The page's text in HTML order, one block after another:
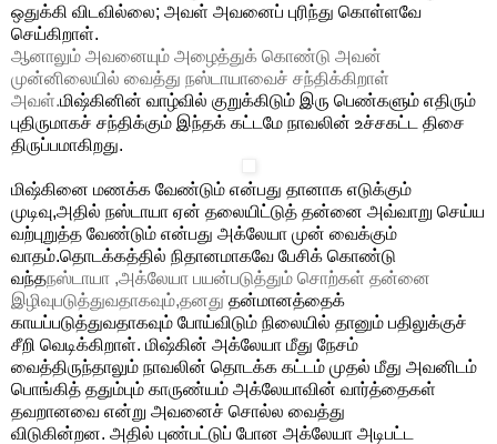
ஒதுக்கி விடவில்லை; அவள் அவனைப் புரிந்து கொள்ளவே
செய்கிறாள்.
ஆனாலும் அவனையும் அழைத்துக் கொண்டு அவன்
முன்னிலையில் வைத்து நஸ்டாயாவைச் சந்திக்கிறாள்
அவள்.மிஷ்கினின் வாழ்வில் குறுக்கிடும் இரு பெண்களும் எதிரும்
புதிருமாகச் சந்திக்கும் இந்தக் கட்டமே நாவலின் உச்சகட்ட திசை
திருப்பமாகிறது.
மிஷ்கினை மணக்க வேண்டும் என்பது தானாக எடுக்கும்
முடிவு,அதில் நஸ்டாயா ஏன் தலையிட்டுத் தன்னை அவ்வாறு செய்ய
வற்புறுத்த வேண்டும் என்பது அக்லேயா முன் வைக்கும்
வாதம்.தொடக்கத்தில் நிதானமாகவே பேசிக் கொண்டு
வந்தநஸ்டாயா ,அக்லேயா பயன்படுத்தும் சொற்கள் தன்னை
இழிவுபடுத்துவதாகவும்,தனது தன்மானத்தைக்
காயப்படுத்துவதாகவும் போய்விடும் நிலையில் தானும் பதிலுக்குச்
சீறி வெடிக்கிறாள். மிஷ்கின் அக்லேயா மீது நேசம்
வைத்திருந்தாலும் நாவலின் தொடக்க கட்டம் முதல் மீது அவனிடம்
பொங்கித் ததும்பும் காருண்யம் அக்லேயாவின் வார்த்தைகள்
தவறானவை என்று அவனைச் சொல்ல வைத்து
விடுகின்றன. அதில் புண்பட்டுப் போன அக்லேயா அடிபட்ட